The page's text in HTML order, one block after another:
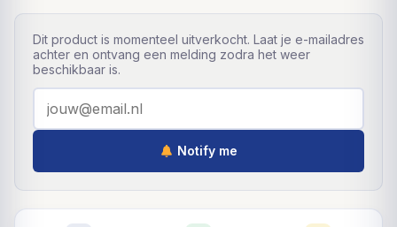
Dit product is momenteel uitverkocht. Laat je e-mailadres
achter en ontvang een melding zodra het weer
beschikbaar is.
Notify me